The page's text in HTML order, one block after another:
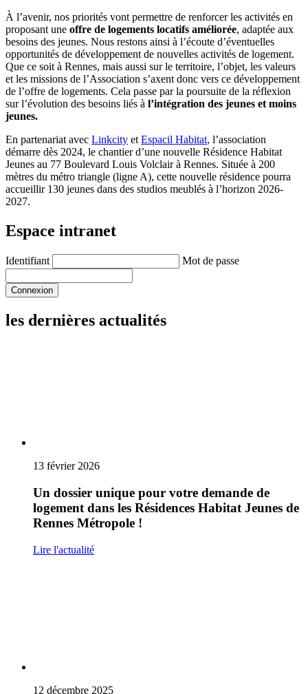
À l’avenir, nos priorités vont permettre de renforcer les activités en
proposant une offre de logements locatifs améliorée, adaptée aux
besoins des jeunes. Nous restons ainsi à l’écoute d’éventuelles
opportunités de développement de nouvelles activités de logement.
Que ce soit à Rennes, mais aussi sur le territoire, l’objet, les valeurs
et les missions de l’Association s’axent donc vers ce développement
de l’offre de logements. Cela passe par la poursuite de la réflexion
sur l’évolution des besoins liés à l’intégration des jeunes et moins
jeunes.
En partenariat avec Linkcity et Espacil Habitat, l’association
démarre dès 2024, le chantier d’une nouvelle Résidence Habitat
Jeunes au 77 Boulevard Louis Volclair à Rennes. Située à 200
mètres du métro triangle (ligne A), cette nouvelle résidence pourra
accueillir 130 jeunes dans des studios meublés à l’horizon 2026-
2027.
Espace intranet
Identifiant Mot de passe
les dernières actualités
13 février 2026
Un dossier unique pour votre demande de
logement dans les Résidences Habitat Jeunes de
Rennes Métropole !
Lire l'actualité
12 décembre 2025